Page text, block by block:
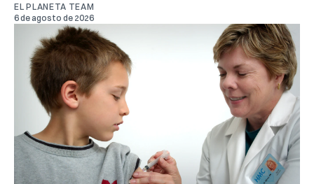
EL PLANETA TEAM
6 de agosto de 2026